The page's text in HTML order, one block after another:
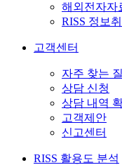
해외전자자
RISS 정보
고객센터
자주 찾는
상담 신청
상담 내역
고객제안
신고센터
RISS 활용도 분석